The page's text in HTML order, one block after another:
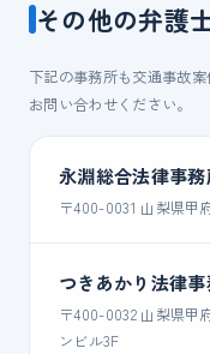
その他の弁護
下記の事務所も交通事故
お問い合わせください。
永淵総合法律事
〒400-0031 山梨県甲
つきあかり法律
〒400-0032 山梨県甲
ンビル3F